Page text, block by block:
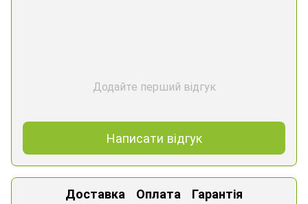
Додайте перший відгук
Написати відгук
Доставка Оплата Гарантія